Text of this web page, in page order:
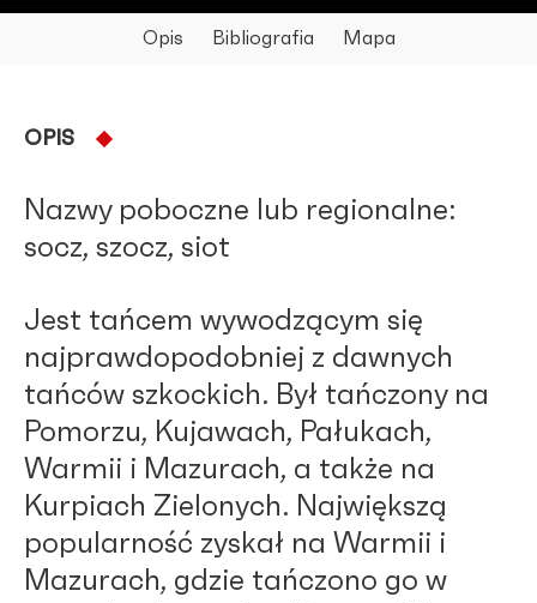
Opis Bibliografia Mapa
OPIS
Nazwy poboczne lub regionalne:
socz, szocz, siot
Jest tańcem wywodzącym się
najprawdopodobniej z dawnych
tańców szkockich. Był tańczony na
Pomorzu, Kujawach, Pałukach,
Warmii i Mazurach, a także na
Kurpiach Zielonych. Największą
popularność zyskał na Warmii i
Mazurach, gdzie tańczono go w